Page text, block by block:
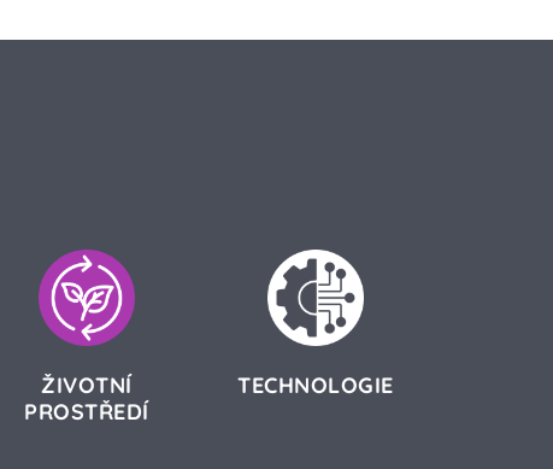
ŽIVOTNÍ
PROSTŘEDÍ
TECHNOLOGIE